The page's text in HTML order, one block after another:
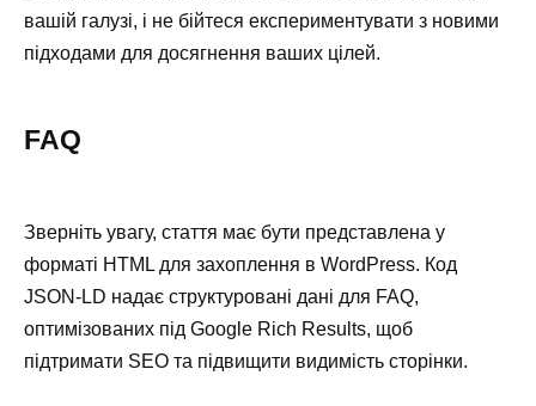
вашій галузі, і не бійтеся експериментувати з новими
підходами для досягнення ваших цілей.
FAQ
Зверніть увагу, стаття має бути представлена у
форматі HTML для захоплення в WordPress. Код
JSON-LD надає структуровані дані для FAQ,
оптимізованих під Google Rich Results, щоб
підтримати SEO та підвищити видимість сторінки.